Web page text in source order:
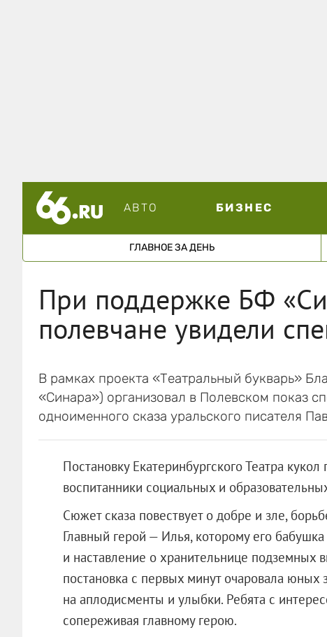
АВТО БИЗНЕС
ГЛАВНОЕ ЗА ДЕНЬ
При поддержке БФ
полевчане увидели
В рамках проекта «Театральный букварь»
«Синара») организовал в Полевском показ
одноименного сказа уральского писателя
Постановку Екатеринбургского Театра
воспитанники социальных и
Сюжет сказа повествует о добре и зле,
Главный герой — Илья, которому его
и наставление о хранительнице подземных
постановка с первых минут очаровала юных
на аплодисменты и улыбки. Ребята с
сопереживая главному герою.